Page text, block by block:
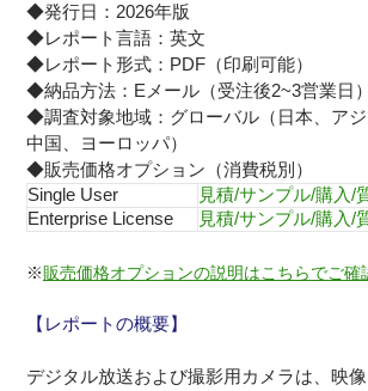
◆発行日：2026年版
◆レポート言語：英文
◆レポート形式：PDF（印刷可能）
◆納品方法：Eメール（受注後2~3営業日）
◆調査対象地域：グローバル（日本、アジ
中国、ヨーロッパ）
◆販売価格オプション（消費税別）
Single User
見積/サンプル/購入/
Enterprise License
見積/サンプル/購入/
※販売価格オプションの説明はこちらでご確
【レポートの概要】
デジタル放送および撮影用カメラは、映